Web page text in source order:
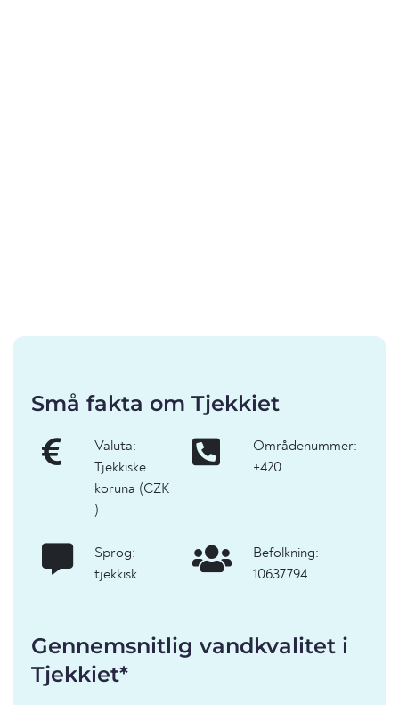
Små fakta om Tjekkiet
Valuta:
Tjekkiske
koruna (CZK
)
Områdenummer:
+420
Sprog:
tjekkisk
Befolkning:
10637794
Gennemsnitlig vandkvalitet i
Tjekkiet*